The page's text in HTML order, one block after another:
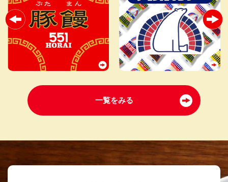
一覧をみる